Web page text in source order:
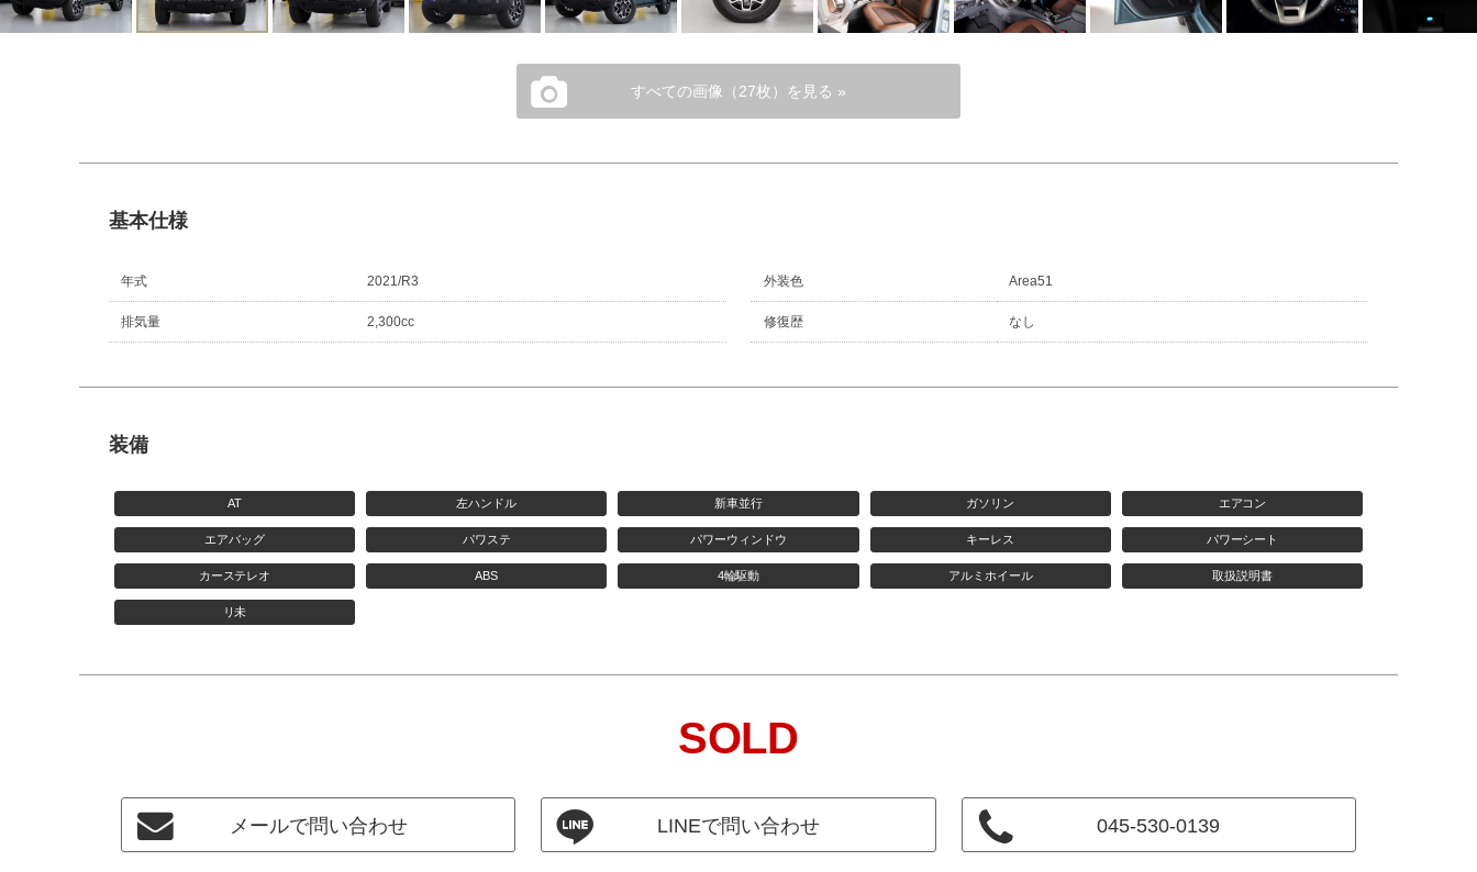
すべての画像（27枚）を見る »
基本仕様
年式 2021/R3 外装色 Area51
排気量 2,300cc 修復歴 なし
装備
AT 左ハンドル 新車並行 ガソリン エアコン
エアバッグ パワステ パワーウィンドウ キーレス パワーシート
カーステレオ ABS 4輪駆動 アルミホイール 取扱説明書
リ未
SOLD
メールで問い合わせ 045-530-0139